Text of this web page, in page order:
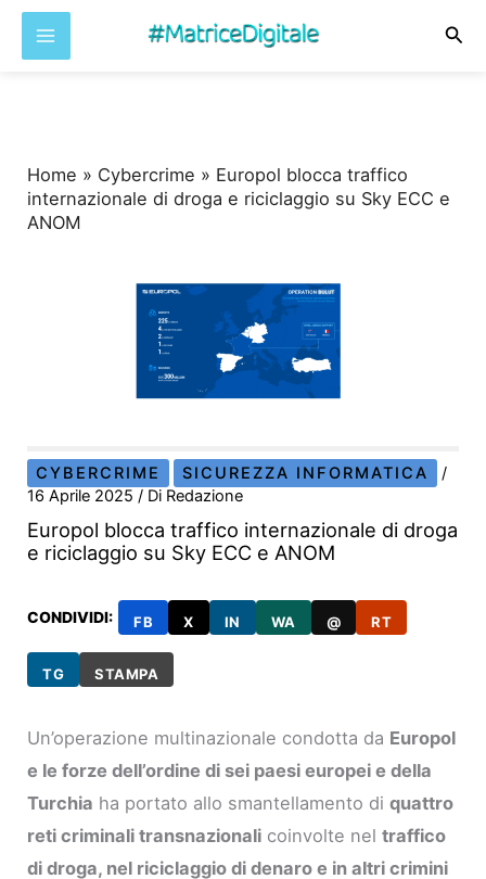
Home » Cybercrime » Europol blocca traffico
internazionale di droga e riciclaggio su Sky ECC e
ANOM
CYBERCRIME SICUREZZA INFORMATICA
/
16 Aprile 2025/ Di Redazione
Europol blocca traffico internazionale di droga
e riciclaggio su Sky ECC e ANOM
CONDIVIDI: FB X IN WA @ RT
TG STAMPA
Un’operazione multinazionale condotta da Europol
e le forze dell’ordine di sei paesi europei e della
Turchia ha portato allo smantellamento diquattro
reti criminali transnazionali coinvolte neltraffico
di droga, nel riciclaggio di denaro e in altri crimini